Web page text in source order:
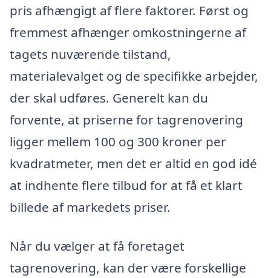
pris afhængigt af flere faktorer. Først og
fremmest afhænger omkostningerne af
tagets nuværende tilstand,
materialevalget og de specifikke arbejder,
der skal udføres. Generelt kan du
forvente, at priserne for tagrenovering
ligger mellem 100 og 300 kroner per
kvadratmeter, men det er altid en god idé
at indhente flere tilbud for at få et klart
billede af markedets priser.
Når du vælger at få foretaget
tagrenovering, kan der være forskellige